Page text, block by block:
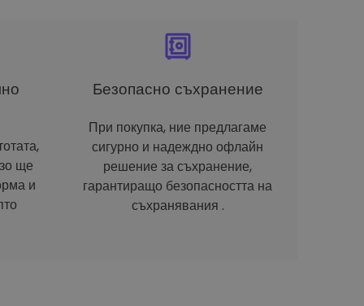
ще
и
Безопасно съхранение
При покупка, ние предлагаме
сигурно и надеждно офлайн
решение за съхранение,
гарантиращо безопасността на
съхранявания .